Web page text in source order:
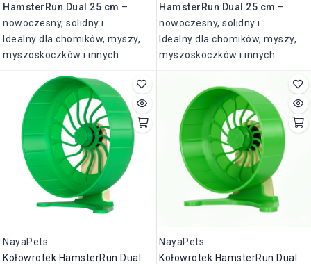
HamsterRun Dual 25 cm –
nowoczesny, solidny i
wyjątkowo cichy kołowrotek
zaprojektowany z myślą o
Idealny dla chomików, myszy,
myszoskoczków i innych
HamsterRun Dual 25 cm –
nowoczesny, solidny i
wyjątkowo cichy kołowrotek
zaprojektowany z myślą o
Idealny dla chomików, myszy,
myszoskoczków i innych
NayaPets
Kołowrotek HamsterRun Dual
NayaPets
Kołowrotek HamsterRun Dual